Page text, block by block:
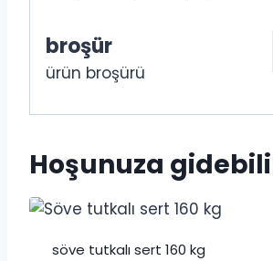
broşür
ürün broşürü
Hoşunuza
söve tutkalı sert 160 kg